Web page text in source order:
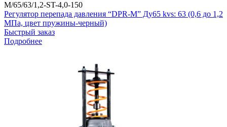
M/65/63/1,2-ST-4,0-150
Регулятор перепада давления “DPR-M” Ду65 kvs: 63 (0,6 до 1,2
МПа, цвет пружины-черный)
Быстрый заказ
Подробнее